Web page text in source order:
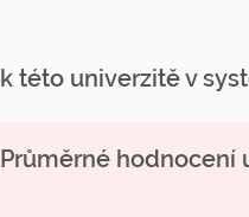
k této univerzitě v
Průměrné hodnocení